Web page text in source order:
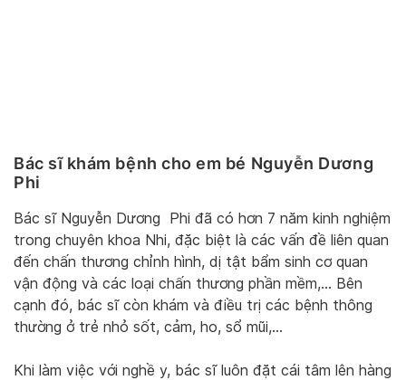
Bác sĩ khám bệnh cho em bé Nguyễn Dương
Phi
Bác sĩ Nguyễn Dương Phi đã có hơn 7 năm kinh nghiệm
trong chuyên khoa Nhi, đặc biệt là các vấn đề liên quan
đến chấn thương chỉnh hình, dị tật bẩm sinh cơ quan
vận động và các loại chấn thương phần mềm,… Bên
cạnh đó, bác sĩ còn khám và điều trị các bệnh thông
thường ở trẻ nhỏ sốt, cảm, ho, sổ mũi,…
Khi làm việc với nghề y, bác sĩ luôn đặt cái tâm lên hàng